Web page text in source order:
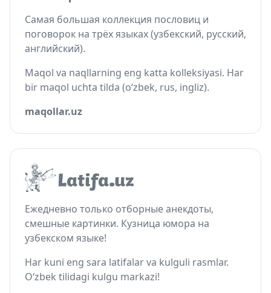
Самая большая коллекция пословиц и
поговорок на трёх языках (узбекский, русский,
английский).
Maqol va naqllarning eng katta kolleksiyasi. Har
bir maqol uchta tilda (o‘zbek, rus, ingliz).
maqollar.uz
Ежедневно только отборные анекдоты,
смешные картинки. Кузница юмора на
узбекском языке!
Har kuni eng sara latifalar va kulguli rasmlar.
O‘zbek tilidagi kulgu markazi!